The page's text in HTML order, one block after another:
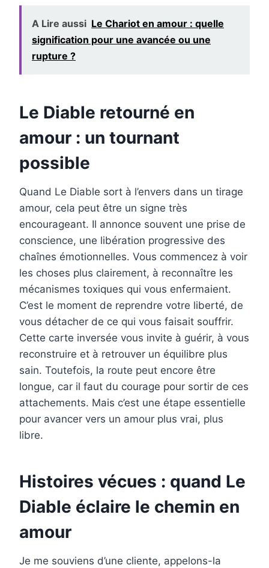
A Lire aussi Le Chariot en amour : quelle
signification pour une avancée ou une
rupture ?
Le Diable retourné en
amour : un tournant
possible
Quand Le Diable sort à l’envers dans un tirage
amour, cela peut être un signe très
encourageant. Il annonce souvent une prise de
conscience, une libération progressive des
chaînes émotionnelles. Vous commencez à voir
les choses plus clairement, à reconnaître les
mécanismes toxiques qui vous enfermaient.
C’est le moment de reprendre votre liberté, de
vous détacher de ce qui vous faisait souffrir.
Cette carte inversée vous invite à guérir, à vous
reconstruire et à retrouver un équilibre plus
sain. Toutefois, la route peut encore être
longue, car il faut du courage pour sortir de ces
attachements. Mais c’est une étape essentielle
pour avancer vers un amour plus vrai, plus
libre.
Histoires vécues : quand Le
Diable éclaire le chemin en
amour
Je me souviens d’une cliente, appelons-la